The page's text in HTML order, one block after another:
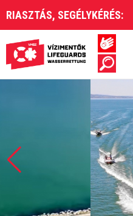
RIASZTÁS, SEGÉLYKÉRÉS: